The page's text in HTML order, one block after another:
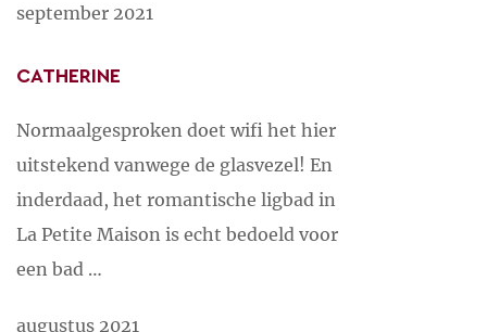
september 2021
CATHERINE
Normaalgesproken doet wifi het hier
uitstekend vanwege de glasvezel! En
inderdaad, het romantische ligbad in
La Petite Maison is echt bedoeld voor
een bad …
augustus 2021